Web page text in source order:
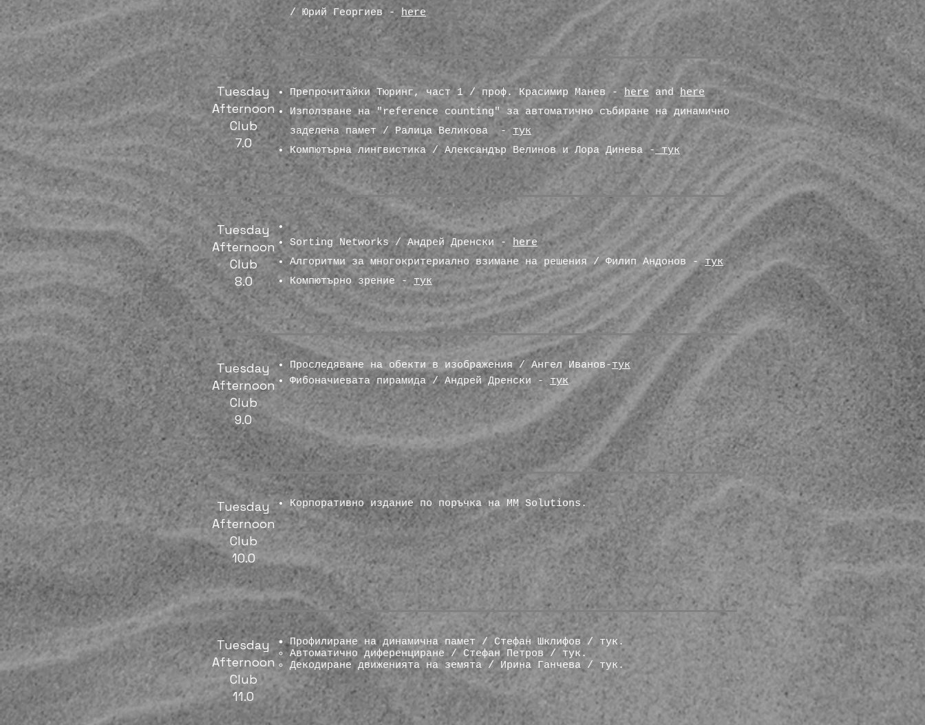
/ Юрий Георгиев - here
Tuesday
Afternoon
Club
7.0
Препрочитайки Тюринг, част 1 / проф. Красимир Манев - here andhere
Използване на "reference counting" за автоматично събиране на динамично
заделена памет / Ралица Великова -тук
Компютърна лингвистика / Александър Велинов и Лора Динева -тук
Tuesday​
Afternoon
Club
8.0
Sorting Networks / Aндрей Дренски - here
Алгоритми за многокритериално взимане на решения / Филип Андонов -тук
Компютърно зрение -тук
​Tuesday
Afternoon
Club
9.0
Проследяване на обекти в изображения / Ангел Иванов-тук
Фибоначиевата пирамида / Андрей Дренски - тук
​Tuesday
Afternoon
Club
10.0
Корпоративно издание по поръчка на MM Solutions.
​Tuesday
Afternoon
Club
11.0
Профилиране на динамична памет / Стефан Шклифов / тук .
Aвтоматично диференциране / Стефан Петров / тук .
Декодиране движенията на земята / Ирина Ганчева / тук .